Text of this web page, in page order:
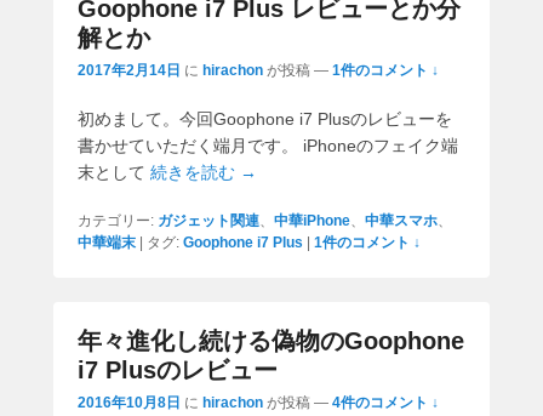
Goophone i7 Plus レビューとか分
解とか
2017年2月14日 に hirachon が投稿 — 1件のコメント ↓
初めまして。今回Goophone i7 Plusのレビューを
書かせていただく端月です。 iPhoneのフェイク端
末として 続きを読む →
カテゴリー: ガジェット関連、 中華iPhone、 中華スマホ、
中華端末 | タグ: Goophone i7 Plus | 1件のコメント ↓
年々進化し続ける偽物のGoophone
i7 Plusのレビュー
2016年10月8日 に hirachon が投稿 — 4件のコメント ↓